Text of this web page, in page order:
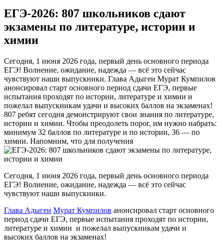
ЕГЭ-2026: 807 школьников сдают
экзамены по литературе, истории и
химии
Сегодня, 1 июня 2026 года, первый день основного периода
ЕГЭ! Волнение, ожидание, надежда — всё это сейчас
чувствуют наши выпускники. Глава Адыгеи Мурат Кумпилов
анонсировал старт основного период сдачи ЕГЭ, первые
испытания проходят по истории, литературе и химии и
пожелал выпускникам удачи и высоких баллов на экзаменах!
807 ребят сегодня демонстрируют свои знания по литературе,
истории и химии. Чтобы преодолеть порог, им нужно набрать:
минимум 32 баллов по литературе и по истории, 36 — по
химии. Напомним, что для получения
Сегодня, 1 июня 2026 года, первый день основного периода
ЕГЭ! Волнение, ожидание, надежда — всё это сейчас
чувствуют наши выпускники.
Глава Адыгеи Мурат Кумпилов анонсировал старт основного
период сдачи ЕГЭ, первые испытания проходят по истории,
литературе и химии и пожелал выпускникам удачи и
высоких баллов на экзаменах!